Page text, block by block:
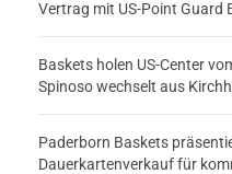
Vertrag mit US-Point Guard
Baskets holen US-Center
Spinoso wechselt aus
Paderborn Baskets
Dauerkartenverkauf für